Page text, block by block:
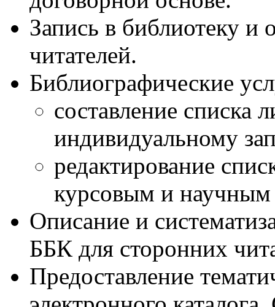
Запись в библиотеку и
читателей.
Библиографические
составление списка
индивидуальному
редактирование
курсовым и научным
Описание и
ББК для сторонних
Предоставление